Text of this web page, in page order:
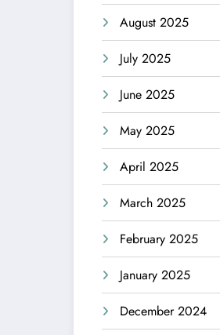
August 2025
July 2025
June 2025
May 2025
April 2025
March 2025
February 2025
January 2025
December 2024